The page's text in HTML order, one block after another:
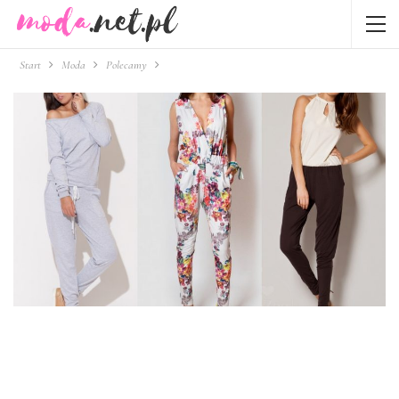
Start Moda Polecamy